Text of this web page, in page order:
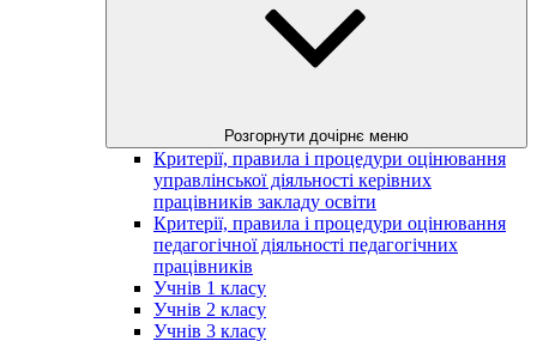
Розгорнути дочірнє меню
Критерії, правила і процедури оцінювання
управлінської діяльності керівних
працівників закладу освіти
Критерії, правила і процедури оцінювання
педагогічної діяльності педагогічних
працівників
Учнів 1 класу
Учнів 2 класу
Учнів 3 класу